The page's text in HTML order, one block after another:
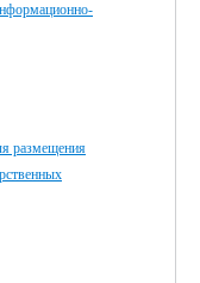
размещения